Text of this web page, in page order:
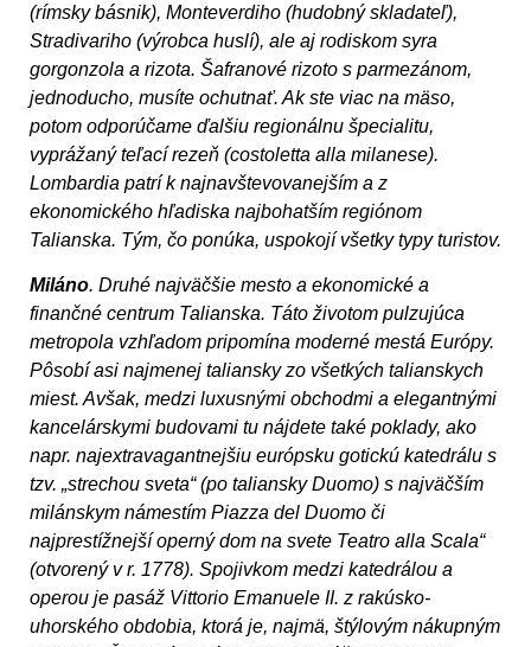
(rímsky básnik), Monteverdiho (hudobný skladateľ),
Stradivariho (výrobca huslí), ale aj rodiskom syra
gorgonzola a rizota. Šafranové rizoto s parmezánom,
jednoducho, musíte ochutnať. Ak ste viac na mäso,
potom odporúčame ďalšiu regionálnu špecialitu,
vyprážaný teľací rezeň (costoletta alla milanese).
Lombardia patrí k najnavštevovanejším a z
ekonomického hľadiska najbohatším regiónom
Talianska. Tým, čo ponúka, uspokojí všetky typy turistov.
Miláno. Druhé najväčšie mesto a ekonomické a
finančné centrum Talianska. Táto životom pulzujúca
metropola vzhľadom pripomína moderné mestá Európy.
Pôsobí asi najmenej taliansky zo všetkých talianskych
miest. Avšak, medzi luxusnými obchodmi a elegantnými
kancelárskymi budovami tu nájdete také poklady, ako
napr. najextravagantnejšiu európsku gotickú katedrálu s
tzv. „strechou sveta“ (po taliansky Duomo) s najväčším
milánskym námestím Piazza del Duomo či
najprestížnejší operný dom na svete Teatro alla Scala“
(otvorený v r. 1778). Spojivkom medzi katedrálou a
operou je pasáž Vittorio Emanuele II. z rakúsko-
uhorského obdobia, ktorá je, najmä, štýlovým nákupným